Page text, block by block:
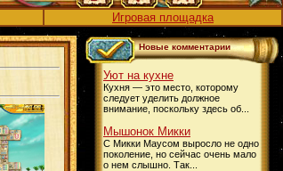
Игровая площадка
Новые комментарии
Уют на кухне
Кухня — это место, которому
следует уделить должное
внимание, поскольку здесь об...
Мышонок Микки
С Микки Маусом выросло не одно
поколение, но сейчас очень мало
о нем слышно. Так...